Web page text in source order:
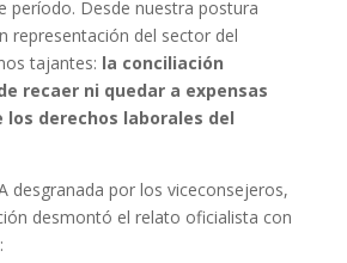
período. Desde nuestra postura
representación del sector del
tajantes: la conciliación
recaer ni quedar a expensas
los derechos laborales del
desgranada por los viceconsejeros,
desmontó el relato oficialista con